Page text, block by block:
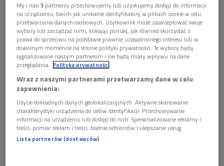
Wiec w Mińsku Foto: PAP/EPA/TATYANA ZENKOVICH
25 marca 1918 r. Rada Białoruskiej Republiki Ludowej
proklamowała jej niepodległość. Środowiska demokratyczne
uznają tę datę za początek współczesnego państwa
białoruskiego i 25 marca obchodzą Dzień Wolności,
nieoficjalne święto niepodległości.
My i nasi5 partnerzy przechowujemy lub uzyskujemy dostęp do informacji
na urządzeniu, takich jak unikalne identyfikatory w plikach cookie w celu
przetwarzania danych osobowych. Użytkownik może zaakceptować swoje
wybory lub zarządzać nimi, klikając poniżej, jak również skorzystać z
prawa do sprzeciwu na podstawie prawnie uzasadnionego interesu lub w
dowolnym momencie na stronie polityki prywatności. Te wybory będą
sygnalizowane naszym partnerom i nie będą miały wpływu na dane
przeglądania. Polityka prywatności
Wraz z naszymi partnerami przetwarzamy dane w celu
zapewnienia:
Użycie dokładnych danych geolokalizacyjnych. Aktywne skanowanie
charakterystyki urządzenia do celów identyfikacji. Przechowywanie
informacji na urządzeniu lub dostęp do nich. Spersonalizowane reklamy i
treści, pomiar reklam i treści, badnie odbiorców i ulepszanie usług.
Lista partnerów (dostawców)